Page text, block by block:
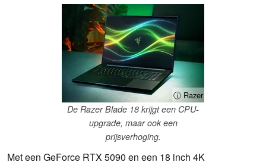
ⓘ Razer
De Razer Blade 18 krijgt een CPU-
upgrade, maar ook een
prijsverhoging.
Met een GeForce RTX 5090 en een 18 inch 4K